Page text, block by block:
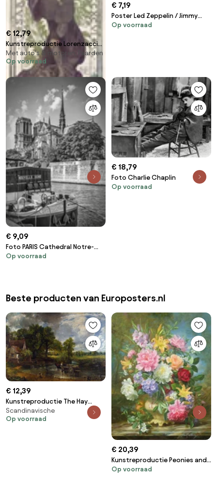
€ 12,79
Kunstreproductie Lorenzaccio,
Alfons Mucha
Met auto's & motoren, Paarden
Op voorraad
€ 7,19
Poster Led Zeppelin / Jimmy
Page - Guitar 1970
Op voorraad
€ 9,09
Foto PARIS Cathedral Notre-
Dame | monochrome, Melanie
Op voorraad
€ 18,79
Foto Charlie Chaplin
Op voorraad
Beste producten van Europosters.nl
€ 12,39
Kunstreproductie The Hay
Wain, 1821, John Constable
Scandinavische
Op voorraad
€ 20,39
Kunstreproductie Peonies and
mixed flowers, Albert Williams
Op voorraad